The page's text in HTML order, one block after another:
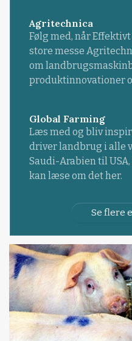
Agritechnica
Følg med, når
store messe
om
produktinnovationer
Global Farming
Læs med og bliv
driver landbrug i alle
Saudi-Arabien til
kan læse om det her.
Se flere